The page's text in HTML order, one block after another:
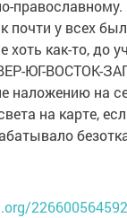
почти у всех
хоть как-то, до
ЮГ-ВОСТОК-
наложению на
на карте,